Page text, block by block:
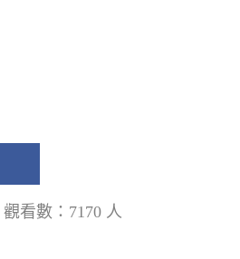
觀看數：7170 人